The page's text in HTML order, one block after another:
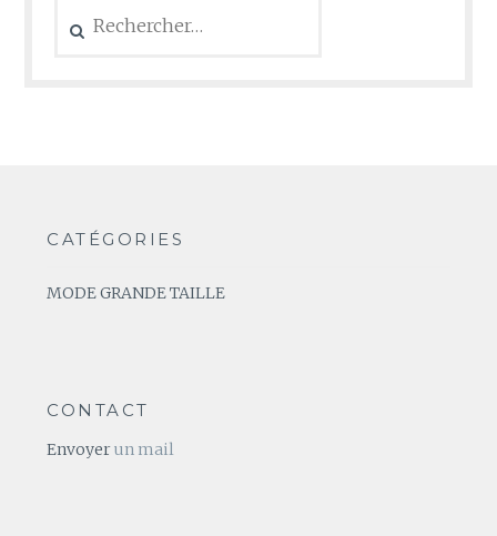
CATÉGORIES
MODE GRANDE TAILLE
CONTACT
Envoyerun mail